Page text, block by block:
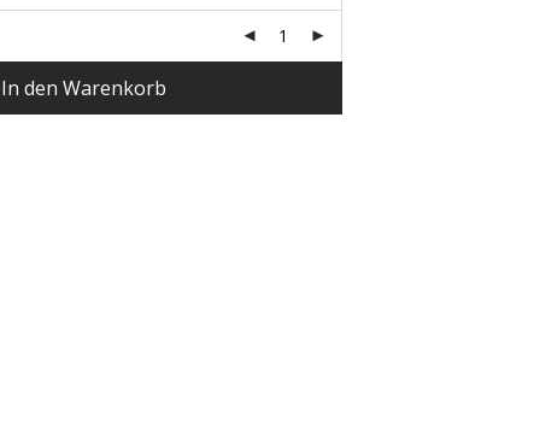
In den Warenkorb